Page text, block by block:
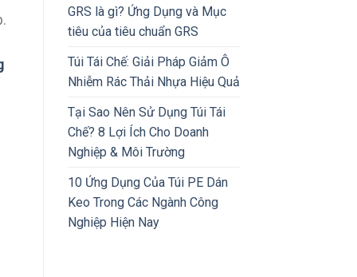
GRS là gì? Ứng Dụng và Mục
tiêu của tiêu chuẩn GRS
Túi Tái Chế: Giải Pháp Giảm Ô
Nhiễm Rác Thải Nhựa Hiệu Quả
Tại Sao Nên Sử Dụng Túi Tái
Chế? 8 Lợi Ích Cho Doanh
Nghiệp & Môi Trường
10 Ứng Dụng Của Túi PE Dán
Keo Trong Các Ngành Công
Nghiệp Hiện Nay